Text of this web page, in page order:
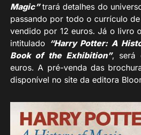
Magic”trará detalhes do
passando por todo o currículo de
vendido por 12 euros. Já o livro
intitulado “Harry Potter: A
Book of the Exhibition”, será
euros. A pré-venda das
disponível no site da editora